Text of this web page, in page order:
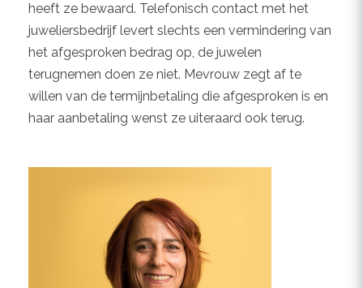
heeft ze bewaard. Telefonisch contact met het
juweliersbedrijf levert slechts een vermindering van
het afgesproken bedrag op, de juwelen
terugnemen doen ze niet. Mevrouw zegt af te
willen van de termijnbetaling die afgesproken is en
haar aanbetaling wenst ze uiteraard ook terug.